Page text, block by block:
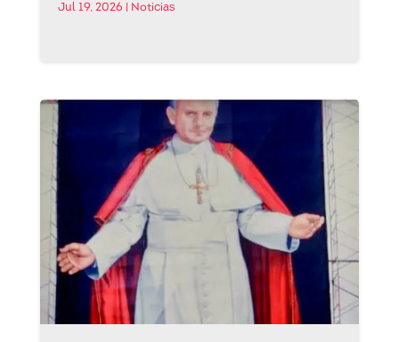
Jul 19, 2026 Noticias